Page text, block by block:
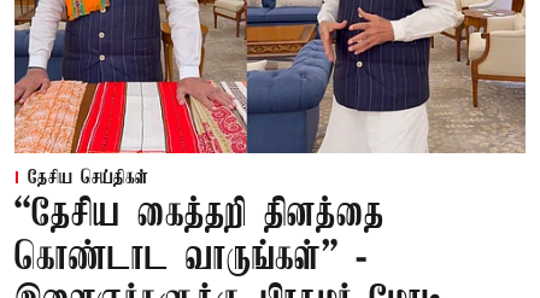
தேசிய செய்திகள்
“தேசிய கைத்தறி தினத்தை
கொண்டாட வாருங்கள்” -